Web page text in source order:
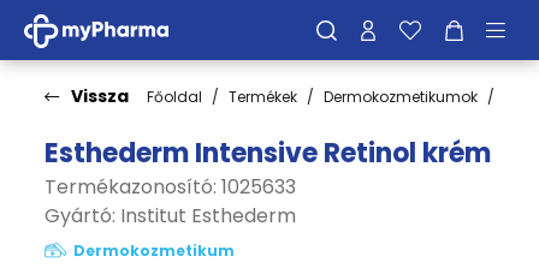
Vissza Főoldal Termékek Dermokozmetikumok
Esthederm Intensive Retinol krém
Termékazonosító: 1025633
Gyártó: Institut Esthederm
Dermokozmetikum